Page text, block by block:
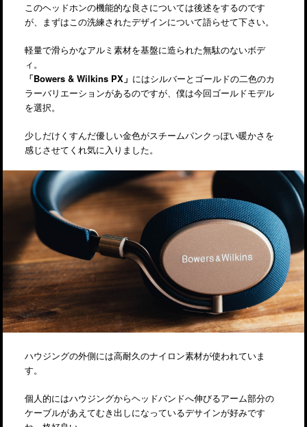
このヘッドホンの機能的な良さについては後述をするのです
が、まずはこの洗練されたデザインについて語らせて下さい。
軽量で滑らかなアルミ素材を基盤に造られた無駄のないボデ
ィ。
「Bowers & Wilkins PX」 にはシルバーとゴールドの二色のカ
ラーバリエーションがあるのですが、僕は今回ゴールドモデル
を選択。
少しだけくすんだ優しい金色がスチームパンクっぽい暖かさを
感じさせてくれ気に入りました。
ハウジングの外側には高耐久のナイロン素材が使われていま
す。
個人的にはハウジングからヘッドバンドへ伸びるアーム部分の
ケーブルがあえてむき出しになっているデサインが好みです